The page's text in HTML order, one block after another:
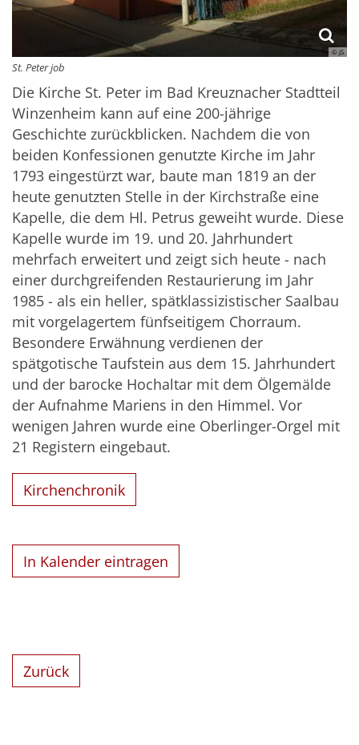
© JS
St. Peter job
Die Kirche St. Peter im Bad Kreuznacher Stadtteil
Winzenheim kann auf eine 200-jährige
Geschichte zurückblicken. Nachdem die von
beiden Konfessionen genutzte Kirche im Jahr
1793 eingestürzt war, baute man 1819 an der
heute genutzten Stelle in der Kirchstraße eine
Kapelle, die dem Hl. Petrus geweiht wurde. Diese
Kapelle wurde im 19. und 20. Jahrhundert
mehrfach erweitert und zeigt sich heute - nach
einer durchgreifenden Restaurierung im Jahr
1985 - als ein heller, spätklassizistischer Saalbau
mit vorgelagertem fünfseitigem Chorraum.
Besondere Erwähnung verdienen der
spätgotische Taufstein aus dem 15. Jahrhundert
und der barocke Hochaltar mit dem Ölgemälde
der Aufnahme Mariens in den Himmel. Vor
wenigen Jahren wurde eine Oberlinger-Orgel mit
21 Registern eingebaut.
Kirchenchronik
In Kalender eintragen
Zurück